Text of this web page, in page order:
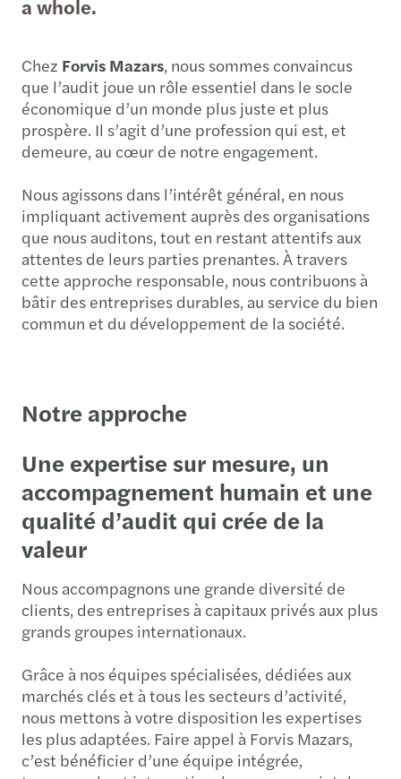
a whole.
Chez Forvis Mazars, nous sommes convaincus
que l’audit joue un rôle essentiel dans le socle
économique d’un monde plus juste et plus
prospère. Il s’agit d’une profession qui est, et
demeure, au cœur de notre engagement.
Nous agissons dans l’intérêt général, en nous
impliquant activement auprès des organisations
que nous auditons, tout en restant attentifs aux
attentes de leurs parties prenantes. À travers
cette approche responsable, nous contribuons à
bâtir des entreprises durables, au service du bien
commun et du développement de la société.
Notre approche
Une expertise sur mesure, un
accompagnement humain et une
qualité d’audit qui crée de la
valeur
Nous accompagnons une grande diversité de
clients, des entreprises à capitaux privés aux plus
grands groupes internationaux.
Grâce à nos équipes spécialisées, dédiées aux
marchés clés et à tous les secteurs d’activité,
nous mettons à votre disposition les expertises
les plus adaptées. Faire appel à Forvis Mazars,
c’est bénéficier d’une équipe intégrée,